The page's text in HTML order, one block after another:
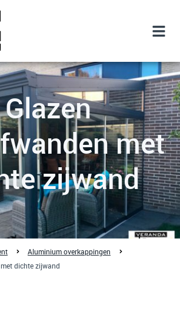
Glazen
met
zijwand
Aluminium overkappingen
dichte zijwand